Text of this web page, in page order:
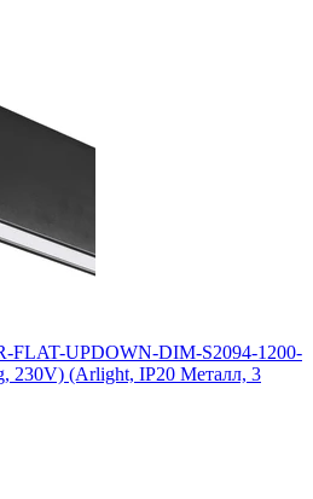
FLAT-UPDOWN-DIM-S2094-1200-
230V) (Arlight, IP20 Металл, 3